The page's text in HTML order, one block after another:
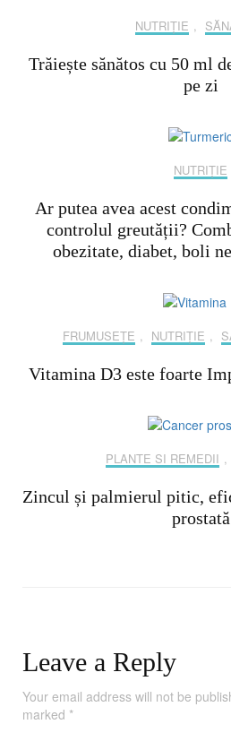
NUTRIȚIE
Trăiește sănătos cu 50 ml
pe zi
NUTRIȚIE
Ar putea avea acest
controlul greutății?
obezitate, diabet, boli
FRUMUSEȚE NUTRIȚIE
Vitamina D3 este foarte
PLANTE SI REMEDII
Zincul și palmierul pitic,
prostată
Leave a Reply
Your email address will not be
marked *